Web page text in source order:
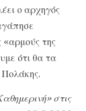
ο αρχηγός
«αρμούς της
ότι θα τα
στις